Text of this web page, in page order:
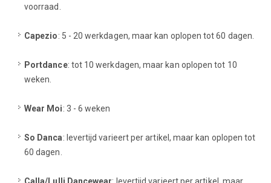
voorraad.
Capezio: 5 - 20 werkdagen, maar kan oplopen tot 60 dagen.
Portdance: tot 10 werkdagen, maar kan oplopen tot 10
weken.
Wear Moi: 3 - 6 weken
So Danca: levertijd varieert per artikel, maar kan oplopen tot
60 dagen.